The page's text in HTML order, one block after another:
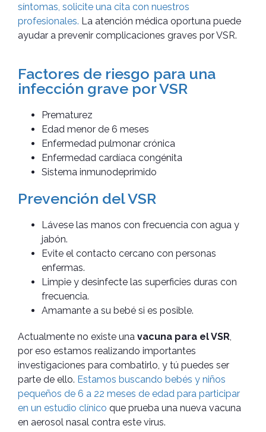
síntomas, solicite una cita con nuestros
profesionales. La atención médica oportuna puede
ayudar a prevenir complicaciones graves por VSR.
Factores de riesgo para una
infección grave por VSR
Prematurez
Edad menor de 6 meses
Enfermedad pulmonar crónica
Enfermedad cardíaca congénita
Sistema inmunodeprimido
Prevención del VSR
Lávese las manos con frecuencia con agua y
jabón.
Evite el contacto cercano con personas
enfermas.
Limpie y desinfecte las superficies duras con
frecuencia.
Amamante a su bebé si es posible.
Actualmente no existe una vacuna para el VSR
por eso estamos realizando importantes
investigaciones para combatirlo, y tú puedes ser
parte de ello. Estamos buscando bebés y niños
pequeños de 6 a 22 meses de edad para participar
en un estudio clínico que prueba una nueva vacuna
en aerosol nasal contra este virus.